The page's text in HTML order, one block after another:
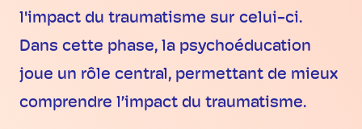
l'impact du traumatisme sur celui-ci.
Dans cette phase, la psychoéducation
joue un rôle central, permettant de mieux
comprendre l’impact du traumatisme.